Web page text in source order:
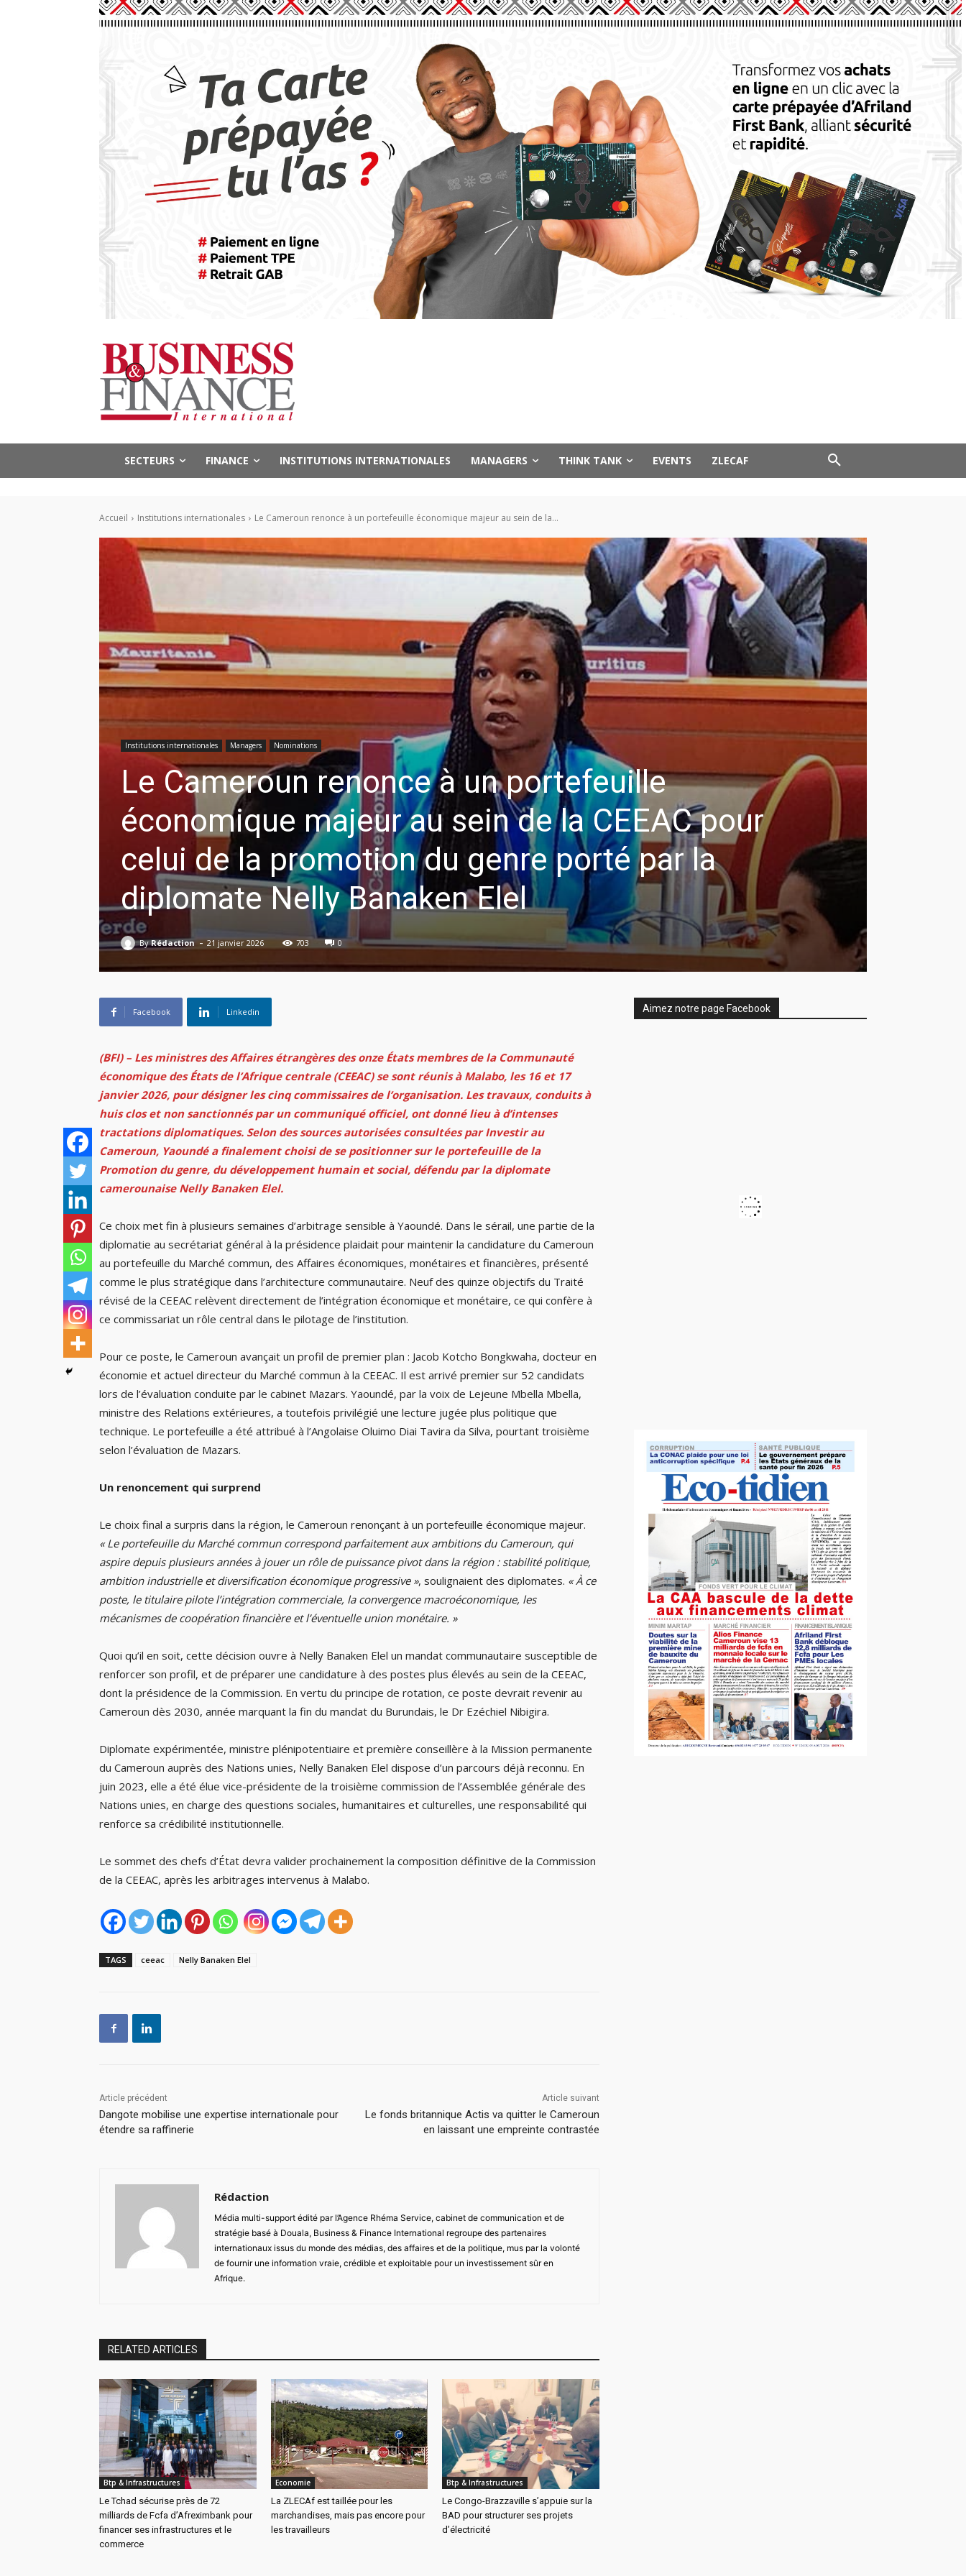
SECTEURS FINANCE INSTITUTIONS INTERNATIONALES MANAGERS THINK TANK EVENTS ZLECAF
Accueil Institutions internationales Le Cameroun renonce à un portefeuille économique majeur au sein de la...
Institutions internationales Managers Nominations
Le Cameroun renonce à un portefeuille
économique majeur au sein de la CEEAC pour
celui de la promotion du genre porté par la
diplomate Nelly Banaken Elel
By Rédaction - 21 janvier 2026 703 0
Facebook Linkedin
(BFI) – Les ministres des Affaires étrangères des onze États membres de la Communauté
économique des États de l’Afrique centrale (CEEAC) se sont réunis à Malabo, les 16 et 17
janvier 2026, pour désigner les cinq commissaires de l’organisation. Les travaux, conduits à
huis clos et non sanctionnés par un communiqué officiel, ont donné lieu à d’intenses
tractations diplomatiques. Selon des sources autorisées consultées parInvestir au
Cameroun, Yaoundé a finalement choisi de se positionner sur le portefeuille de la
Promotion du genre, du développement humain et social, défendu par la diplomate
camerounaise Nelly Banaken Elel.
Ce choix met fin à plusieurs semaines d’arbitrage sensible à Yaoundé. Dans le sérail, une partie de la
diplomatie au secrétariat général à la présidence plaidait pour maintenir la candidature du Cameroun
au portefeuille du Marché commun, des Affaires économiques, monétaires et financières, présenté
comme le plus stratégique dans l’architecture communautaire. Neuf des quinze objectifs du Traité
révisé de la CEEAC relèvent directement de l’intégration économique et monétaire, ce qui confère à
ce commissariat un rôle central dans le pilotage de l’institution.
Pour ce poste, le Cameroun avançait un profil de premier plan : Jacob Kotcho Bongkwaha, docteur en
économie et actuel directeur du Marché commun à la CEEAC. Il est arrivé premier sur 52 candidats
lors de l’évaluation conduite par le cabinet Mazars. Yaoundé, par la voix de Lejeune Mbella Mbella,
ministre des Relations extérieures, a toutefois privilégié une lecture jugée plus politique que
technique. Le portefeuille a été attribué à l’Angolaise Oluimo Diai Tavira da Silva, pourtant troisième
selon l’évaluation de Mazars.
Un renoncement qui surprend
Le choix final a surpris dans la région, le Cameroun renonçant à un portefeuille économique majeur.
« Le portefeuille du Marché commun correspond parfaitement aux ambitions du Cameroun, qui
aspire depuis plusieurs années à jouer un rôle de puissance pivot dans la région : stabilité politique,
ambition industrielle et diversification économique progressive », soulignaient des diplomates. « À ce
poste, le titulaire pilote l’intégration commerciale, la convergence macroéconomique, les
mécanismes de coopération financière et l’éventuelle union monétaire. »
Quoi qu’il en soit, cette décision ouvre à Nelly Banaken Elel un mandat communautaire susceptible de
renforcer son profil, et de préparer une candidature à des postes plus élevés au sein de la CEEAC,
dont la présidence de la Commission. En vertu du principe de rotation, ce poste devrait revenir au
Cameroun dès 2030, année marquant la fin du mandat du Burundais, le Dr Ezéchiel Nibigira.
Diplomate expérimentée, ministre plénipotentiaire et première conseillère à la Mission permanente
du Cameroun auprès des Nations unies, Nelly Banaken Elel dispose d’un parcours déjà reconnu. En
juin 2023, elle a été élue vice-présidente de la troisième commission de l’Assemblée générale des
Nations unies, en charge des questions sociales, humanitaires et culturelles, une responsabilité qui
renforce sa crédibilité institutionnelle.
Le sommet des chefs d’État devra valider prochainement la composition définitive de la Commission
de la CEEAC, après les arbitrages intervenus à Malabo.
TAGS ceeac Nelly Banaken Elel
Article précédent
Dangote mobilise une expertise internationale pour
étendre sa raffinerie
Article suivant
Le fonds britannique Actis va quitter le Cameroun
en laissant une empreinte contrastée
Rédaction
Média multi-support édité par l’Agence Rhéma Service, cabinet de communication et de
stratégie basé à Douala, Business & Finance International regroupe des partenaires
internationaux issus du monde des médias, des affaires et de la politique, mus par la volonté
de fournir une information vraie, crédible et exploitable pour un investissement sûr en
Afrique.
RELATED ARTICLES
Btp & Infrastructures
Le Tchad sécurise près de 72
milliards de Fcfa d’Afreximbank pour
financer ses infrastructures et le
commerce
Economie
La ZLECAf est taillée pour les
marchandises, mais pas encore pour
les travailleurs
Btp & Infrastructures
Le Congo-Brazzaville s’appuie sur la
BAD pour structurer ses projets
d’électricité
Aimez notre page Facebook